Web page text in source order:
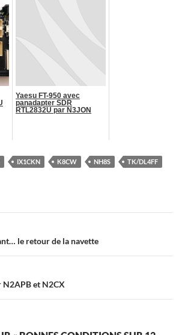
Yaesu FT-950 avec
panadapter SDR
RTL2832U par N3JON
IX1CKN K8CW NH8S
TK/DL4FF
le retour de la navette
N2APB et N2CX